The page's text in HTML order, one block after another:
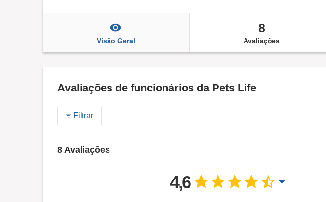
Visão Geral
8
Avaliações
Avaliações de funcionários da Pets Life
Filtrar
8 Avaliações
4,6